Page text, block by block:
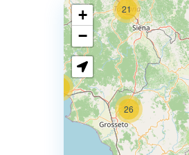
26
21
+
−